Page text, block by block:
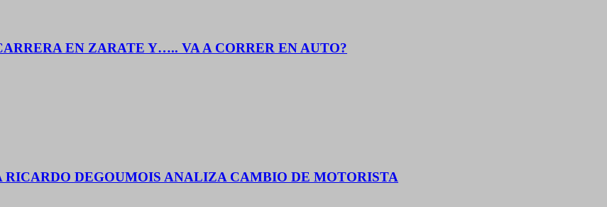
EN ZARATE Y….. VA A CORRER EN AUTO?
DEGOUMOIS ANALIZA CAMBIO DE MOTORISTA